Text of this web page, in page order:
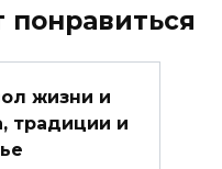
жизни и
традиции и